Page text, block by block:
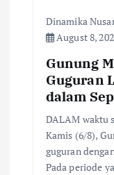
Dinamika
August 8,
Gunung
Guguran
dalam
DALAM waktu
Kamis (6/8),
guguran
Pada periode